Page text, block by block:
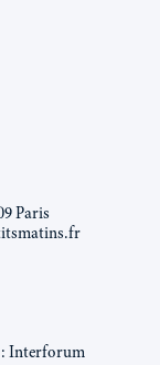
Paris
Interforum